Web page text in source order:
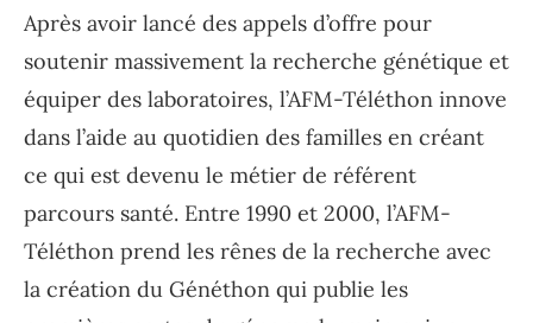
Après avoir lancé des appels d’offre pour
soutenir massivement la recherche génétique et
équiper des laboratoires, l’AFM-Téléthon innove
dans l’aide au quotidien des familles en créant
ce qui est devenu le métier de référent
parcours santé. Entre 1990 et 2000, l’AFM-
Téléthon prend les rênes de la recherche avec
la création du Généthon qui publie les